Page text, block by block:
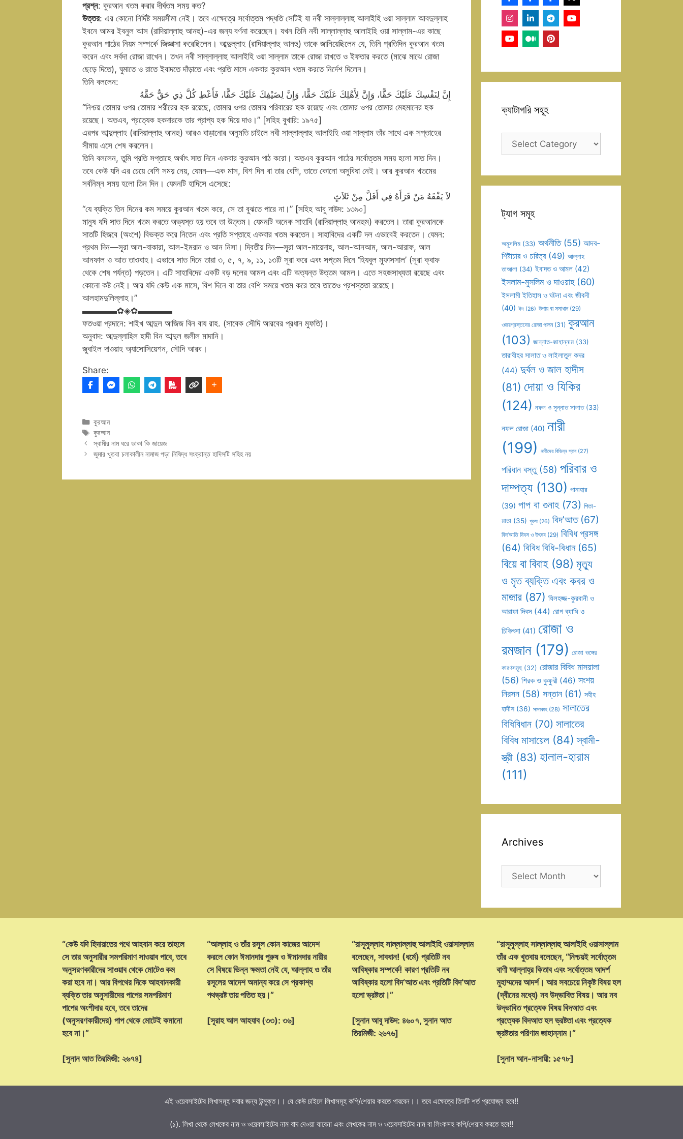
প্রশ্ন: কুরআন খতম করার দীর্ঘতম সময় কত?
উত্তর: এর কোনো নির্দিষ্ট সময়সীমা নেই। তবে এক্ষেত্রে সর্বোত্তম পদ্ধতি সেটিই যা নবী সাল্লাল্লাহু আলাইহি ওয়া সাল্লাম আবদুল্লাহ
ইবনে আমর ইবনুল আস (রাদিয়াল্লাহু আনহু)-এর জন্য বর্ণনা করেছেন। যখন তিনি নবী সাল্লাল্লাহু আলাইহি ওয়া সাল্লাম-এর কাছে
কুরআন পাঠের নিয়ম সম্পর্কে জিজ্ঞাসা করেছিলেন। আব্দুল্লাহ (রাদিয়াল্লাহু আনহু) তাকে জানিয়েছিলেন যে, তিনি প্রতিদিন কুরআন খতম
করেন এবং সর্বদা রোজা রাখেন। তখন নবী সাল্লাল্লাহু আলাইহি ওয়া সাল্লাম তাকে রোজা রাখতে ও ইফতার করতে (মাঝে মাঝে রোজা
ছেড়ে দিতে), ঘুমাতে ও রাতে ইবাদতে দাঁড়াতে এবং প্রতি মাসে একবার কুরআন খতম করতে নির্দেশ দিলেন।
তিনি বললেন:
إِنَّ لِنَفْسِكَ عَلَيْكَ حَقًّا، وَإِنَّ لِأَهْلِكَ عَلَيْكَ حَقًّا، وَإِنَّ لِضَيْفِكَ عَلَيْكَ حَقًّا، فَأَعْطِ كُلَّ ذِي حَقٌّ حَقَّهُ
“নিশ্চয় তোমার ওপর তোমার শরীরের হক রয়েছে, তোমার ওপর তোমার পরিবারের হক রয়েছে এবং তোমার ওপর তোমার মেহমানের হক
রয়েছে। অতএব, প্রত্যেক হকদারকে তার প্রাপ্য হক দিয়ে দাও।” [সহিহ বুখারি: ১৯৭৫]
এরপর আব্দুল্লাহ (রাদিয়াল্লাহু আনহু) আরও বাড়ানোর অনুমতি চাইলে নবী সাল্লাল্লাহু আলাইহি ওয়া সাল্লাম তাঁর সাথে এক সপ্তাহের
সীমায় এসে শেষ করলেন।
তিনি বললেন, তুমি প্রতি সপ্তাহে অর্থাৎ সাত দিনে একবার কুরআন পাঠ করো। অতএব কুরআন পাঠের সর্বোত্তম সময় হলো সাত দিন।
তবে কেউ যদি এর চেয়ে বেশি সময় নেয়, যেমন—এক মাস, বিশ দিন বা তার বেশি, তাতে কোনো অসুবিধা নেই। আর কুরআন খতমের
সর্বনিম্ন সময় হলো তিন দিন। যেমনটি হাদিসে এসেছে:
لاَ يَفْقَهُ مَنْ قَرَأَهُ فِي أَقَلَّ مِنْ ثَلاَثٍ
“যে ব্যক্তি তিন দিনের কম সময়ে কুরআন খতম করে, সে তা বুঝতে পারে না।” [সহিহ আবু দাউদ: ১৩৯০]
মানুষ যদি সাত দিনে খতম করতে অভ্যস্ত হয় তবে তা উত্তম। যেমনটি অনেক সাহাবি (রাদিয়াল্লাহু আনহুম) করতেন। তারা কুরআনকে
সাতটি হিজবে (অংশে) বিভক্ত করে নিতেন এবং প্রতি সপ্তাহে একবার খতম করতেন। সাহাবিদের একটি দল এভাবেই করতেন। যেমন:
প্রথম দিন—সূরা আল-বাকারা, আল-ইমরান ও আন নিসা। দ্বিতীয় দিন—সূরা আল-মায়েদাহ, আল-আনআম, আল-আরাফ, আল
আনফাল ও আত তাওবাহ। এভাবে সাত দিনে তারা ৩, ৫, ৭, ৯, ১১, ১৩টি সূরা করে এবং সপ্তম দিনে ‘হিযবুল মুফাসসাল’ (সূরা ক্বাফ
থেকে শেষ পর্যন্ত) পড়তেন। এটি সাহাবিদের একটি বড় দলের আমল এবং এটি অত্যন্ত উত্তম আমল। এতে সহজসাধ্যতা রয়েছে এবং
কোনো কষ্ট নেই। আর যদি কেউ এক মাসে, বিশ দিনে বা তার বেশি সময়ে খতম করে তবে তাতেও প্রশস্ততা রয়েছে।
আলহামদুলিল্লাহ।”
▬▬▬▬✿◈✿▬▬▬▬
ফতওয়া প্রদানে: শাইখ আব্দুল আজিজ বিন বায রাহ. (সাবেক সৌদি আরবের প্রধান মুফতি)।
অনুবাদ: আব্দুল্লাহিল হাদী বিন আব্দুল জলীল মাদানি।
জুবাইল দাওয়াহ অ্যাসোসিয়েশন, সৌদি আরব।
Share:
Categories
কুরআন
Tags
কুরআন
স্বামীর নাম ধরে ডাকা কি জায়েজ
জুমার খুতবা চলাকালীন নামাজ পড়া নিষিদ্ধ সংক্রান্ত হাদিসটি সহিহ নয়
ক্যাটাগরি সহূহ
ক্যাটাগরি
ট্যাগ সমূহ
অমুসলিম (33) অর্থনীতি(55) আদব-
শিষ্টাচার ও চরিত্র(49) আল্লাহ
তাআলা (34) ইবাদত ও আমল (42)
ইসলাম-মুসলিম ও দাওয়াহ(60)
ইসলামী ইতিহাস ও ঘটনা এবং জীবনী
(40) ঈদ (26) উপায় বা সমাধান(29)
ওজরগ্রস্তদের রোজা পালন(31) কুরআন
(103) জান্নাত-জাহান্নাম (33)
তারাবীহর সালাত ও লাইলাতুল কদর
(44) দুর্বল ও জাল হাদীস
(81) দোয়া ও যিকির
(124) নফল ও সুন্নাত সালাত(33)
নফল রোজা (40) নারী
(199) নারীদের বিভিন্ন স্রাব(27)
পরিধান বস্তু(58) পরিবার ও
দাম্পত্য (130) পানাহার
(39) পাপ বা গুনাহ(73) পিতা-
মাতা (35) পুরুষ (26) বিদ’আত(67)
বিদ’আতি দিবস ও উৎসব (29) বিবিধ প্রসঙ্গ
(64) বিবিধ বিধি-বিধান(65)
বিয়ে বা বিবাহ (98) মৃত্যু
ও মৃত ব্যক্তি এবং কবর ও
মাজার (87) যিলহজ্জ-কুরবানী ও
আরাফা দিবস (44) রোগ ব্যাধি ও
চিকিৎসা (41) রোজা ও
রমজান(179) রোজা ভঙ্গের
কারণসমূহ (32) রোজার বিবিধ মাসয়ালা
(56) শিরক ও কুফুরী (46) সংশয়
নিরসন (58) সন্তান (61) সহীহ
হাদীস (36) সাদাকাহ (28) সালাতের
বিধিবিধান (70) সালাতের
বিবিধ মাসায়েল (84) স্বামী-
স্ত্রী (83) হালাল-হারাম
(111)
Archives
Archives
“কেউ যদি হিদায়াতের পথে আহবান করে তাহলে
সে তার অনুসারীর সমপরিমাণ সাওয়াব পাবে, তবে
অনুসরণকারীদের সাওয়াব থেকে মোটেও কম
করা হবে না। আর বিপথের দিকে আহবানকারী
ব্যক্তি তার অনুসারীদের পাপের সমপরিমাণ
পাপের অংশীদার হবে, তবে তাদের
(অনুসরণকারীদের) পাপ থেকে মোটেই কমানো
হবে না।”
[সুনান আত তিরমিজী: ২৬৭৪]
“আল্লাহ ও তাঁর রসূল কোন কাজের আদেশ
করলে কোন ঈমানদার পুরুষ ও ঈমানদার নারীর
সে বিষয়ে ভিন্ন ক্ষমতা নেই যে, আল্লাহ ও তাঁর
রসূলের আদেশ অমান্য করে সে প্রকাশ্য
পথভ্রষ্ট তায় পতিত হয়।”
[সূরাহ আল আহযাব (৩৩): ৩৬]
“রাসূলুল্লাহ সাল্লাল্লাহু আলাইহি ওয়াসাল্লাম
বলেছেন, সাবধান! (ধর্মে) প্রতিটি নব
আবিষ্কার সম্পর্কে! কারণ প্রতিটি নব
আবিষ্কার হলো বিদ‘আত এবং প্রতিটি বিদ‘আত
হলো ভ্রষ্টতা।”
[সুনান আবূ দাউদ: ৪৬০৭, সুনান আত
তিরমিজী: ২৬৭৬]
“রাসূলুল্লাহ সাল্লাল্লাহু আলাইহি ওয়াসাল্লাম
তাঁর এক খুতবায় বলেছেন, “নিশ্চয়ই সর্বোত্তম
বাণী আল্লাহ্‌র কিতাব এবং সর্বোত্তম আদর্শ
মুহাম্মদের আদর্শ। আর সবচেয়ে নিকৃষ্ট বিষয় হল
(দ্বীনের মধ্যে) নব উদ্ভাবিত বিষয়। আর নব
উদ্ভাবিত প্রত্যেক বিষয় বিদআত এবং
প্রত্যেক বিদআত হল ভ্রষ্টতা এবং প্রত্যেক
ভ্রষ্টতার পরিণাম জাহান্নাম।”
[সুনান আন-নাসায়ী: ১৫৭৮]
এই ওয়েবসাইটের লিখাসমূহ সবার জন্য উন্মুক্ত।। যে কেউ চাইলে লিখাসমূহ কপি/শেয়ার করতে পারবেন।। তবে এক্ষেত্রে তিনটি শর্ত প্রযোজ্য হবে!!
(১). লিখা থেকে লেখকের নাম ও ওয়েবসাইটের নাম বাদ দেওয়া যাবেনা এবং লেখকের নাম ও ওয়েবসাইটের নাম বা লিংকসহ কপি/শেয়ার করতে হবে!!